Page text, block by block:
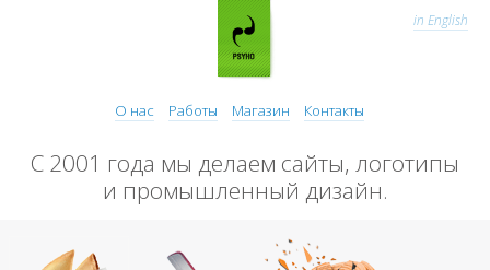
О нас Работы Магазин Контакты
in English
С 2001 года мы делаем сайты, логотипы
и промышленный дизайн.